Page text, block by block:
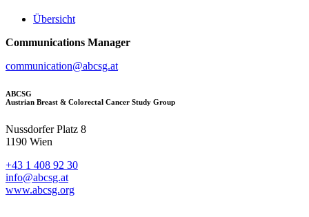
Übersicht
Communications Manager
communication@abcsg.at
ABCSG
Austrian Breast & Colorectal Cancer Study Group
Nussdorfer Platz 8
1190 Wien
+43 1 408 92 30
info@abcsg.at
www.abcsg.org